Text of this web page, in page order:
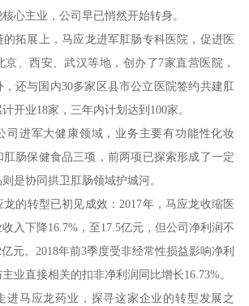
心主业，公司早已悄然开始转身。
的拓展上，马应龙进军肛肠专科医院，促进医
、西安、武汉等地，创办了7家直营医院，
，还与国内30多家区县市公立医院签约共建肛
开业18家，三年内计划达到100家。
司进军大健康领域，业务主要有功能性化妆
肠保健食品三项，前两项已探索形成了一定
是协同拱卫肛肠领域护城河。
龙的转型已初见成效：2017年，马应龙收缩医
入下降16.7%，至17.5亿元，但公司净利润不
元。2018年前3季度受非经常性损益影响净利
业直接相关的扣非净利润同比增长16.73%。
进马应龙药业，探寻这家企业的转型发展之